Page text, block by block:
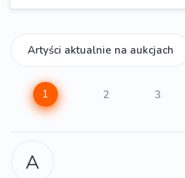
Artyści aktualnie na aukcjach
1 2 3
A